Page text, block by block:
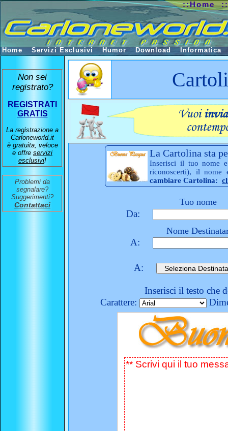
La Cartolina sta
Inserisci il tuo nome
riconoscerti), il
cambiare Cartolina:
Tuo nome
Da:
Nome
A:
A:
Inserisci il testo che
Carattere:
Non sei
registrato?
REGISTRATI
GRATIS
La registrazione a
Carloneworld.it
è gratuita, veloce
e offre servizi
esclusivi!
Problemi da
segnalare?
Suggerimenti?
Contattaci
::Home
Home Servizi Esclusivi Humor Download Informatica